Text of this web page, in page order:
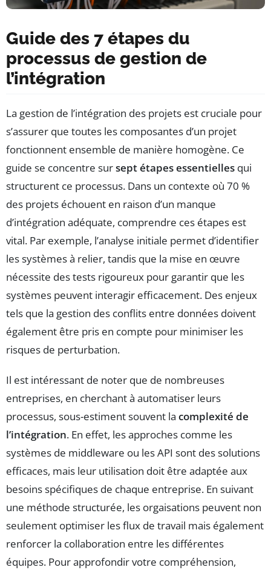
Guide des 7 étapes du
processus de gestion de
l’intégration
La gestion de l’intégration des projets est cruciale pour
s’assurer que toutes les composantes d’un projet
fonctionnent ensemble de manière homogène. Ce
guide se concentre sursept étapes essentielles qui
structurent ce processus. Dans un contexte où 70 %
des projets échouent en raison d’un manque
d’intégration adéquate, comprendre ces étapes est
vital. Par exemple, l’analyse initiale permet d’identifier
les systèmes à relier, tandis que la mise en œuvre
nécessite des tests rigoureux pour garantir que les
systèmes peuvent interagir efficacement. Des enjeux
tels que la gestion des conflits entre données doivent
également être pris en compte pour minimiser les
risques de perturbation.
Il est intéressant de noter que de nombreuses
entreprises, en cherchant à automatiser leurs
processus, sous-estiment souvent la complexité de
l’intégration. En effet, les approches comme les
systèmes de middleware ou les API sont des solutions
efficaces, mais leur utilisation doit être adaptée aux
besoins spécifiques de chaque entreprise. En suivant
une méthode structurée, les orgaisations peuvent non
seulement optimiser les flux de travail mais également
renforcer la collaboration entre les différentes
équipes. Pour approfondir votre compréhension,